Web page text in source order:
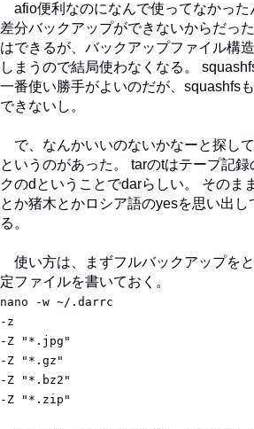
afio便利なのになんで使ってなかった
差分バックアップができないからだっ
はできるが、バックアップファイル構
しまうので結局使わなくなる。
一番使い勝手がよいのだが、squashfs
できないし。
で、なんかいいのないかなーと探し
というのがあった。 tarのtはテープ記
クのdということでdarらしい。 そのま
とか猪木とかロシア語のyesを思い出し
る。
使い方は、まずフルバックアップを
定ファイルを書いておく。
nano -w ~/.darrc
-z
-Z "*.jpg"
-Z "*.gz"
-Z "*.bz2"
-Z "*.zip"